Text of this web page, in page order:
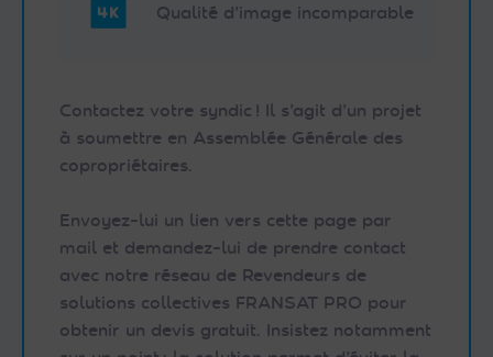
Qualité d’image incomparable
Contactez votre syndic ! Il s’agit d’un projet
à soumettre en Assemblée Générale des
copropriétaires.
Envoyez-lui un lien vers cette page par
mail et demandez-lui de prendre contact
avec notre réseau de Revendeurs de
solutions collectives FRANSAT PRO pour
obtenir un devis gratuit. Insistez notamment